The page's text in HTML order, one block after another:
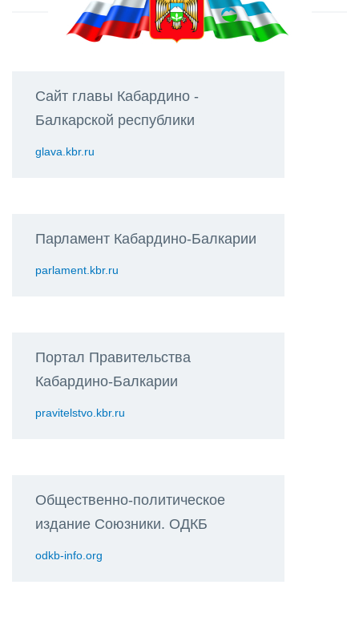
Сайт главы Кабардино -
Балкарской республики
glava.kbr.ru
Парламент Кабардино-Балкарии
parlament.kbr.ru
Портал Правительства
Кабардино-Балкарии
pravitelstvo.kbr.ru
Общественно-политическое
издание Союзники. ОДКБ
odkb-info.org